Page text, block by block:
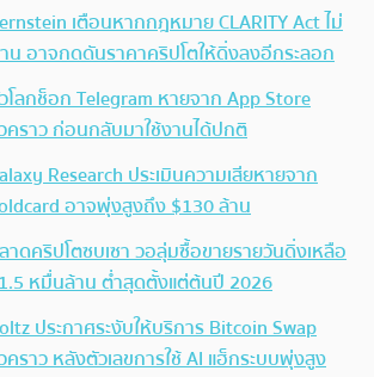
เตือนหากกฎหมาย CLARITY Act ไม่
น อาจกดดันราคาคริปโตให้ดิ่งลงอีกระลอก
โลกช็อก Telegram หายจาก App Store
คราว ก่อนกลับมาใช้งานได้ปกติ
Research ประเมินความเสียหายจาก
อาจพุ่งสูงถึง $130 ล้าน
าดคริปโตซบเซา วอลุ่มซื้อขายรายวันดิ่งเหลือ
หมื่นล้าน ต่ำสุดตั้งแต่ต้นปี 2026
ประกาศระงับให้บริการ Bitcoin Swap
คราว หลังตัวเลขการใช้ AI แฮ็กระบบพุ่งสูง